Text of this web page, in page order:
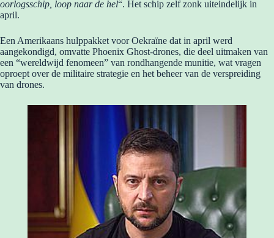
oorlogsschip, loop naar de hel“. Het schip zelf zonk uiteindelijk in
april.
Een Amerikaans hulppakket voor Oekraïne dat in april werd
aangekondigd, omvatte Phoenix Ghost-drones, die deel uitmaken van
een “wereldwijd fenomeen” van rondhangende munitie, wat vragen
oproept over de militaire strategie en het beheer van de verspreiding
van drones.